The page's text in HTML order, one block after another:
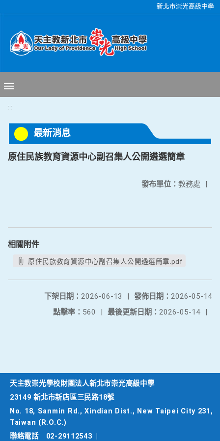
新北市崇光高級中學
:::
最新消息
原住民族教育資源中心副召集人公開遴選簡章
發布單位： 教務處 |
相關附件
原住民族教育資源中心副召集人公開遴選簡章.pdf
發佈日期： 2026-05-14
下架日期： 2026-06-13
|
最後更新日期： 2026-05-14 |
點擊率： 560 |
天主教崇光學校財團法人新北市崇光高級中學
23149 新北市新店區三民路18號
No. 18, Sanmin Rd., Xindian Dist., New Taipei City 231,
Taiwan (R.O.C.)
聯絡電話
02-29112543